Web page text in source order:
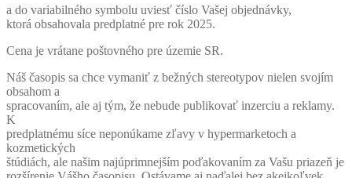
a do variabilného symbolu uviesť číslo Vašej objednávky,
ktorá obsahovala predplatné pre rok 2025.
Cena je vrátane poštovného pre územie SR.
Náš časopis sa chce vymaniť z bežných stereotypov nielen svojím
obsahom a
spracovaním, ale aj tým, že nebude publikovať inzerciu a reklamy.
K
predplatnému síce neponúkame zľavy v hypermarketoch a
kozmetických
štúdiách, ale našim najúprimnejším poďakovaním za Vašu priazeň je